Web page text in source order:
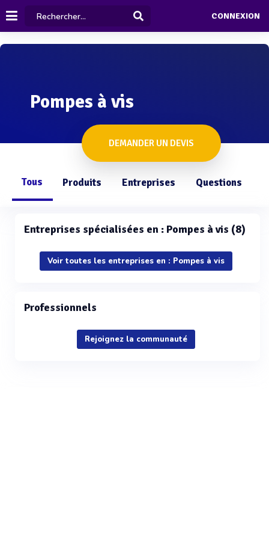
CONNEXION
Pompes à vis
DEMANDER UN DEVIS
Tous Produits Entreprises Questions
Entreprises spécialisées en : Pompes à vis (8)
Voir toutes les entreprises en : Pompes à vis
Professionnels
Rejoignez la communauté